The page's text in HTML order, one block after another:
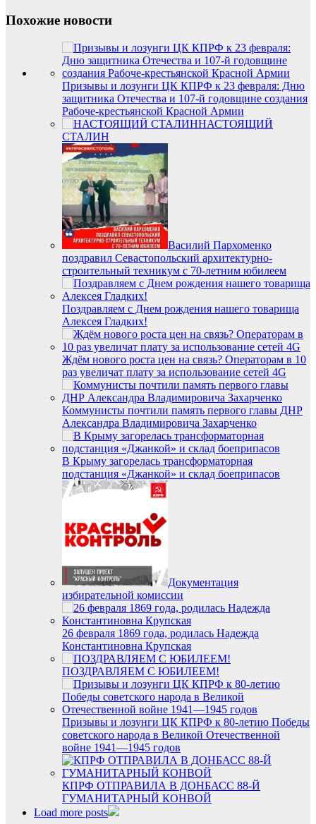
Похожие новости
Призывы и лозунги ЦК КПРФ к 23 февраля: Дню
защитника Отечества и 107-й годовщине создания
Рабоче-крестьянской Красной Армии
НАСТОЯЩИЙ
СТАЛИН
Василий Пархоменко
поздравил Севастопольский архитектурно-
строительный техникум с 70-летним юбилеем
Поздравляем с Днем рождения нашего товарища
Алексея Гладких!
Ждём нового роста цен на связь? Операторам в 10
раз увеличат плату за использование сетей 4G
Коммунисты почтили память первого главы ДНР
Александра Владимировича Захарченко
В Крыму загорелась трансформаторная
подстанция «Джанкой» и склад боеприпасов
Документация
избирательной комиссии
26 февраля 1869 года, родилась Надежда
Константиновна Крупская
ПОЗДРАВЛЯЕМ С ЮБИЛЕЕМ!
Призывы и лозунги ЦК КПРФ к 80-летию Победы
советского народа в Великой Отечественной
войне 1941—1945 годов
КПРФ ОТПРАВИЛА В ДОНБАСС 88-Й
ГУМАНИТАРНЫЙ КОНВОЙ
Load more posts